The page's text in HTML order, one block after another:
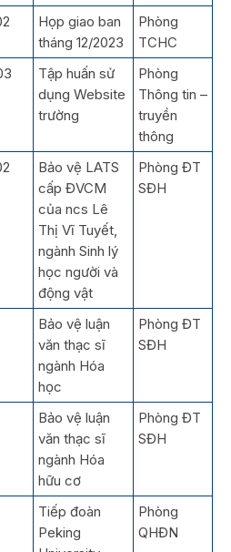
Họp giao ban
tháng 12/2023
Phòng
TCHC
Tập huấn sử
dụng Website
trường
Phòng
Thông tin –
truyền
thông
Bảo vệ LATS
cấp ĐVCM
của ncs Lê
Thị Vĩ Tuyết,
ngành Sinh lý
học người và
động vật
Phòng ĐT
SĐH
Bảo vệ luận
văn thạc sĩ
ngành Hóa
học
Phòng ĐT
SĐH
Bảo vệ luận
văn thạc sĩ
ngành Hóa
hữu cơ
Phòng ĐT
SĐH
Tiếp đoàn
Peking
Phòng
QHĐN